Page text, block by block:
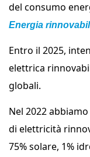
del consumo
Energia
Entro il 2025,
elettrica
globali.
Nel 2022
di elettricità
75% solare, 1%